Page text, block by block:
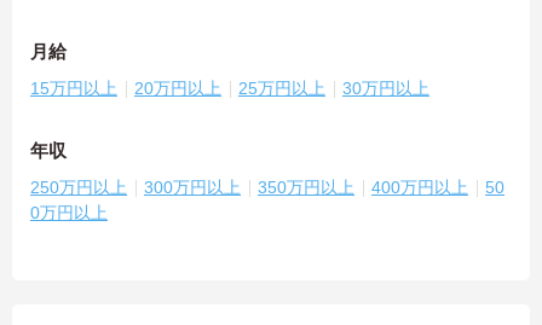
月給
15万円以上 20万円以上 25万円以上 30万円以上
年収
250万円以上 300万円以上 350万円以上 400万円以上
50
0万円以上